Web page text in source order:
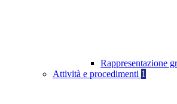
Rappresentazione
Attività e procedimenti 1